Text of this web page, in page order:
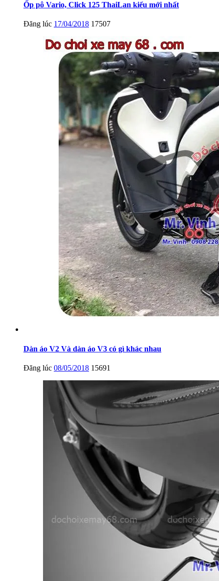
Ốp pô Vario, Click 125 ThaiLan kiểu mới nhất
Đăng lúc 17/04/2018 17507
Dàn áo V2 Và dàn áo V3 có gì khác nhau
Đăng lúc 08/05/2018 15691